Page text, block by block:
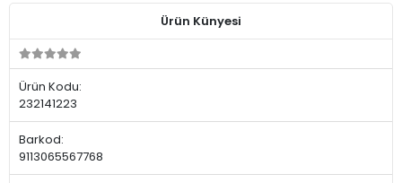
Ürün Künyesi
Ürün Kodu:
232141223
Barkod:
9113065567768